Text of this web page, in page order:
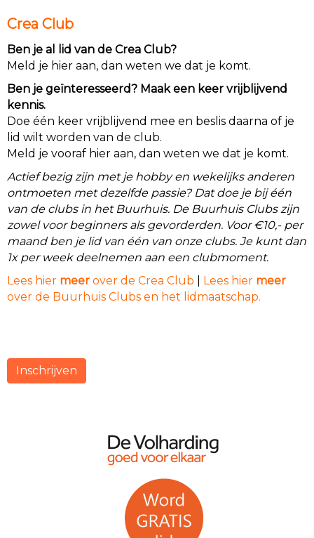
Crea Club
Ben je al lid van de Crea Club?
Meld je hier aan, dan weten we dat je komt.
Ben je geïnteresseerd? Maak een keer vrijblijvend
kennis.
Doe één keer vrijblijvend mee en beslis daarna of je
lid wilt worden van de club.
Meld je vooraf hier aan, dan weten we dat je komt.
Actief bezig zijn met je hobby en wekelijks anderen
ontmoeten met dezelfde passie? Dat doe je bij één
van de clubs in het Buurhuis. De Buurhuis Clubs zijn
zowel voor beginners als gevorderden. Voor €10,- per
maand ben je lid van één van onze clubs. Je kunt dan
1x per week deelnemen aan een clubmoment.
Lees hier meer over de Crea Club Lees hier meer
over de Buurhuis Clubs en het lidmaatschap.
Inschrijven